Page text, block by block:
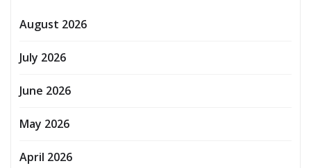
August 2026
July 2026
June 2026
May 2026
April 2026